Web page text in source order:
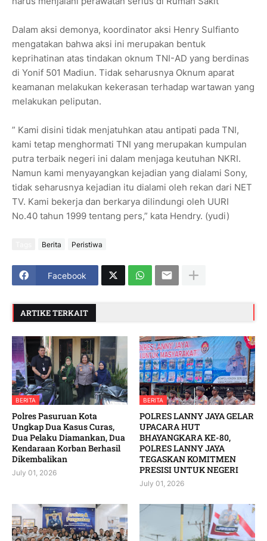
Dalam aksi demonya, koordinator aksi Henry Sulfianto
mengatakan bahwa aksi ini merupakan bentuk
keprihatinan atas tindakan oknum TNI-AD yang berdinas
di Yonif 501 Madiun. Tidak seharusnya Oknum aparat
keamanan melakukan kekerasan terhadap wartawan yang
melakukan peliputan.
” Kami disini tidak menjatuhkan atau antipati pada TNI,
kami tetap menghormati TNI yang merupakan kumpulan
putra terbaik negeri ini dalam menjaga keutuhan NKRI.
Namun kami menyayangkan kejadian yang dialami Sony,
tidak seharusnya kejadian itu dialami oleh rekan dari NET
TV. Kami bekerja dan berkarya dilindungi oleh UURI
No.40 tahun 1999 tentang pers,” kata Hendry. (yudi)
Berita Peristiwa
Facebook
ARTIKE TERKAIT
BERITA
Polres Pasuruan Kota
Ungkap Dua Kasus Curas,
Dua Pelaku Diamankan, Dua
Kendaraan Korban Berhasil
Dikembalikan
July 01, 2026
BERITA
POLRES LANNY JAYA GELAR
UPACARA HUT
BHAYANGKARA KE-80,
POLRES LANNY JAYA
TEGASKAN KOMITMEN
PRESISI UNTUK NEGERI
July 01, 2026